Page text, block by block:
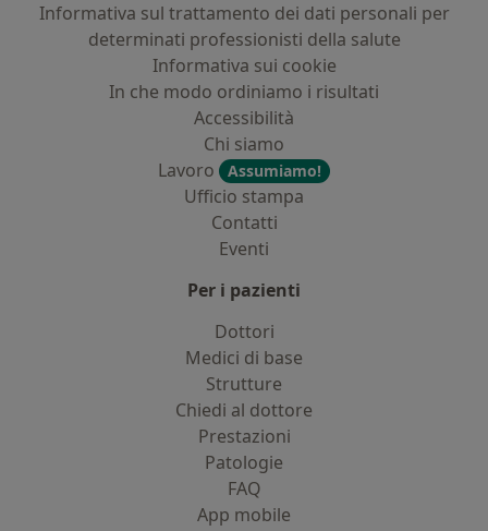
Informativa sul trattamento dei dati personali per
determinati professionisti della salute
Informativa sui cookie
In che modo ordiniamo i risultati
Accessibilità
Chi siamo
Lavoro
Assumiamo!
Ufficio stampa
Contatti
Eventi
Per i pazienti
Dottori
Medici di base
Strutture
Chiedi al dottore
Prestazioni
Patologie
FAQ
App mobile